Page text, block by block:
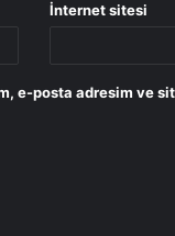
İnternet sitesi
e-posta adresim ve